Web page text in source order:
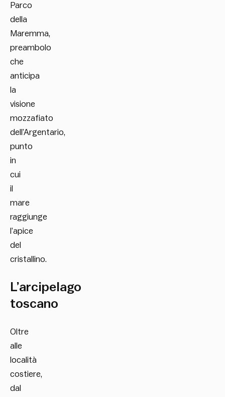
Parco
della
Maremma,
preambolo
che
anticipa
la
visione
mozzafiato
dell’Argentario,
punto
in
cui
il
mare
raggiunge
l’apice
del
cristallino.
L’arcipelago
toscano
Oltre
alle
località
costiere,
dal